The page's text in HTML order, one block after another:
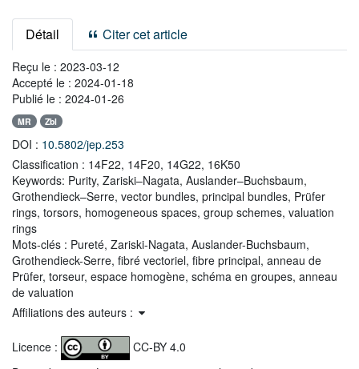
Détail Citer cet article
Reçu le : 2023-03-12
Accepté le : 2024-01-18
Publié le : 2024-01-26
MR Zbl
DOI : 10.5802/jep.253
Classification : 14F22, 14F20, 14G22, 16K50
Keywords: Purity, Zariski–Nagata, Auslander–Buchsbaum,
Grothendieck–Serre, vector bundles, principal bundles, Prüfer
rings, torsors, homogeneous spaces, group schemes, valuation
rings
Mots-clés : Pureté, Zariski-Nagata, Auslander-Buchsbaum,
Grothendieck-Serre, fibré vectoriel, fibre principal, anneau de
Prüfer, torseur, espace homogène, schéma en groupes, anneau
de valuation
Affiliations des auteurs :
Licence :
CC-BY 4.0